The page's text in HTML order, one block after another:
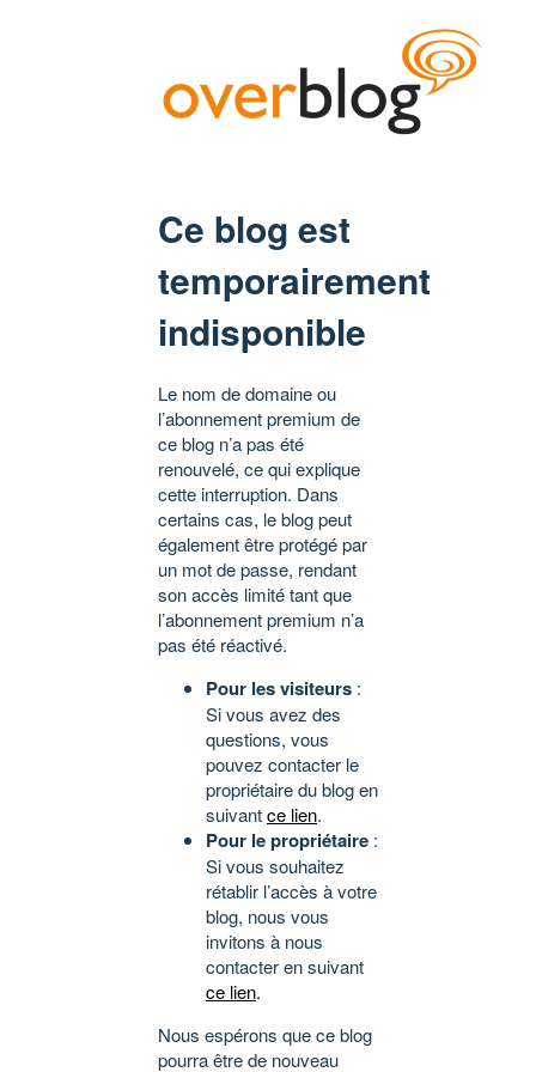
Ce blog est
temporairement
indisponible
Le nom de domaine ou
l’abonnement premium de
ce blog n’a pas été
renouvelé, ce qui explique
cette interruption. Dans
certains cas, le blog peut
également être protégé par
un mot de passe, rendant
son accès limité tant que
l’abonnement premium n’a
pas été réactivé.
Pour les visiteurs :
Si vous avez des
questions, vous
pouvez contacter le
propriétaire du blog en
suivantce lien.
Pour le propriétaire :
Si vous souhaitez
rétablir l’accès à votre
blog, nous vous
invitons à nous
contacter en suivant
ce lien.
Nous espérons que ce blog
pourra être de nouveau